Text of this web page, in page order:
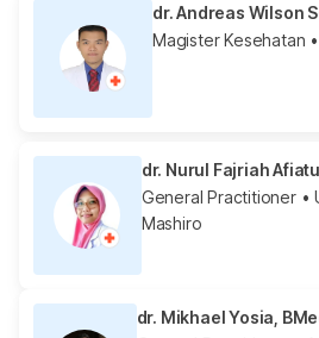
dr. Andreas Wilson
Magister Kesehatan
dr. Nurul Fajriah
General Practitioner•
Mashiro
dr. Mikhael Yosia,